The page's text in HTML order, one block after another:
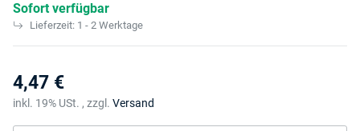
Sofort verfügbar
Lieferzeit: 1 - 2 Werktage
4,47 €
inkl. 19% USt. , zzgl. Versand